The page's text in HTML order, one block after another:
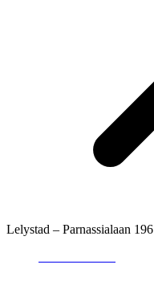
Lelystad – Parnassialaan 196